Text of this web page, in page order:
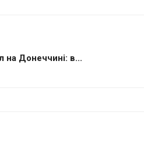
на Донеччині: в...